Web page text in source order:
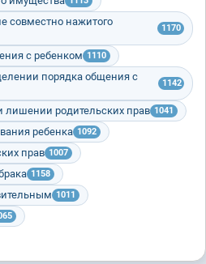
совместно нажитого
1170
с ребенком 1110
порядка общения с
1142
родительских прав 1041
ребенка 1092
прав 1007
1158
1011